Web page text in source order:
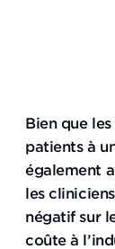
Bien que
patients à
également
les
négatif sur
coûte à